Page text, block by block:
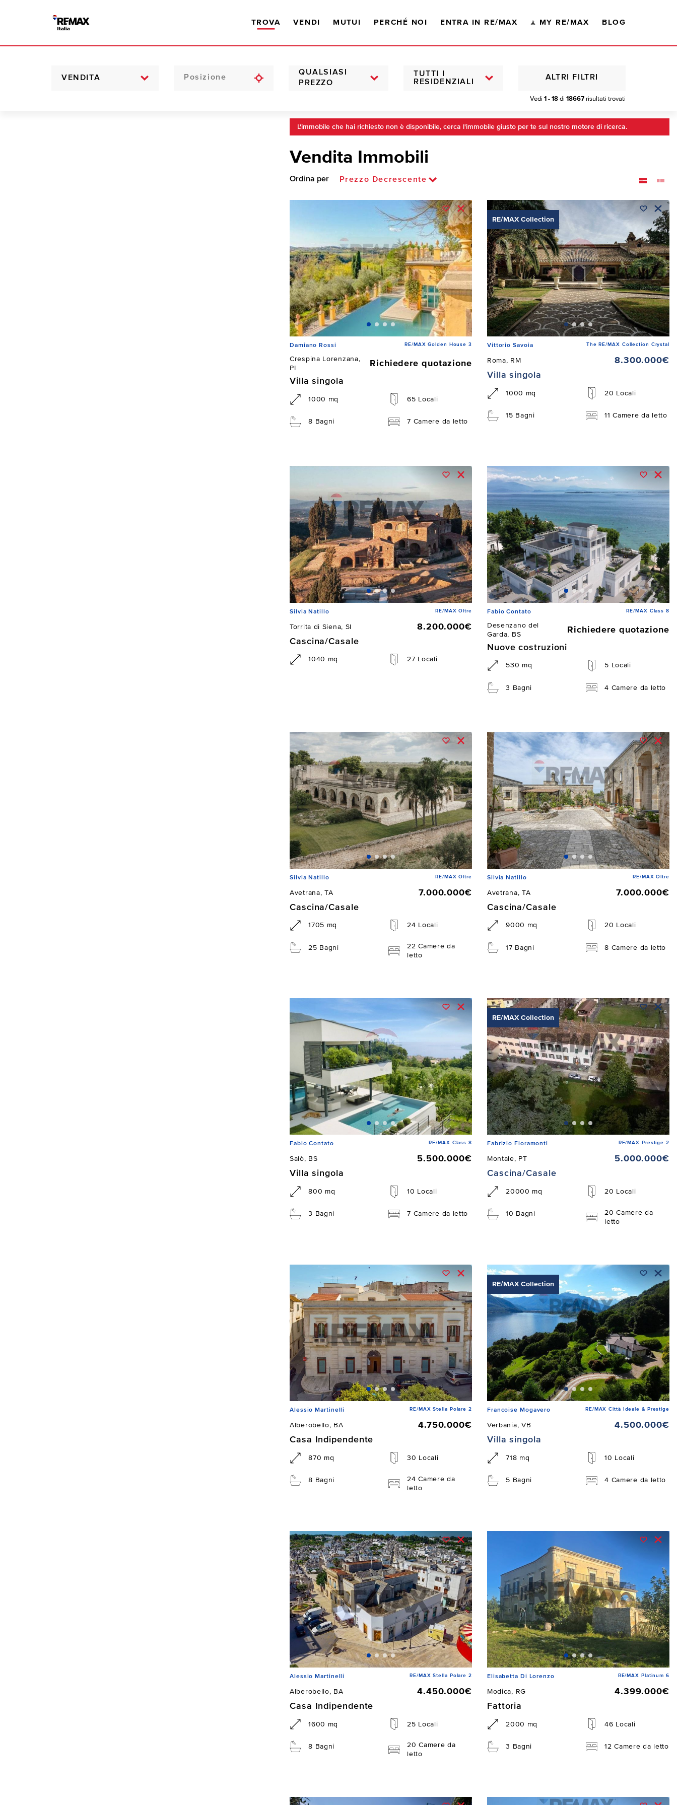
TROVA VENDI MUTUI PERCHÉ NOI ENTRA IN RE/MAX MY RE/MAX BLOG
VENDITA
QUALSIASI
PREZZO
TUTTI I
RESIDENZIALI
Vedi 1 - 18 di 18667 risultati trovati
ALTRI FILTRI
L'immobile che hai richiesto non è disponibile, cerca l'immobile giusto per te sul nostro motore di ricerca.
Vendita Immobili
Ordina per Prezzo Decrescente
Damiano Rossi RE/MAX Golden House 3
Crespina Lorenzana,
PI
Richiedere quotazione
Villa singola
1000 mq 65 Locali
8 Bagni 7 Camere da letto
RE/MAX Collection
Vittorio Savoia The RE/MAX Collection Crystal
Roma, RM
8.300.000€
Villa singola
1000 mq 20 Locali
15 Bagni 11 Camere da letto
Silvia Natillo RE/MAX Oltre
Torrita di Siena, SI
8.200.000€
Cascina/Casale
1040 mq 27 Locali
Fabio Contato RE/MAX Class 8
Desenzano del
Garda, BS
Richiedere quotazione
Nuove costruzioni
530 mq 5 Locali
3 Bagni 4 Camere da letto
Silvia Natillo RE/MAX Oltre
Avetrana, TA
7.000.000€
Cascina/Casale
1705 mq 24 Locali
25 Bagni
22 Camere da
letto
Silvia Natillo RE/MAX Oltre
Avetrana, TA
7.000.000€
Cascina/Casale
9000 mq 20 Locali
17 Bagni 8 Camere da letto
Fabio Contato RE/MAX Class 8
Salò, BS
5.500.000€
Villa singola
800 mq 10 Locali
3 Bagni 7 Camere da letto
RE/MAX Collection
Fabrizio Fioramonti RE/MAX Prestige 2
Montale, PT
5.000.000€
Cascina/Casale
20000 mq 20 Locali
10 Bagni
20 Camere da
letto
Alessio Martinelli RE/MAX Stella Polare 2
Alberobello, BA
4.750.000€
Casa Indipendente
870 mq 30 Locali
8 Bagni
24 Camere da
letto
RE/MAX Collection
Francoise Mogavero RE/MAX Città Ideale & Prestige
Verbania, VB
4.500.000€
Villa singola
718 mq 10 Locali
5 Bagni 4 Camere da letto
Alessio Martinelli RE/MAX Stella Polare 2
Alberobello, BA
4.450.000€
Casa Indipendente
1600 mq 25 Locali
8 Bagni
20 Camere da
letto
Elisabetta Di Lorenzo RE/MAX Platinum 6
Modica, RG
4.399.000€
Fattoria
2000 mq 46 Locali
3 Bagni 12 Camere da letto